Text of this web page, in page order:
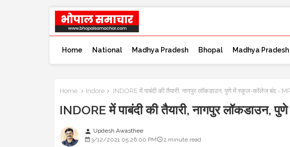
Home National Madhya Pradesh Bhopal Madhya Pradesh
Home Indore INDORE में पाबंदी की तैयारी, नागपुर लॉकडाउन, पुणे में स्कूल-कॉलेज बंद -
INDORE में पाबंदी की तैयारी, नागपुर
person Updesh Awasthee
3/12/2021 05:26:00 PM
2 minute read